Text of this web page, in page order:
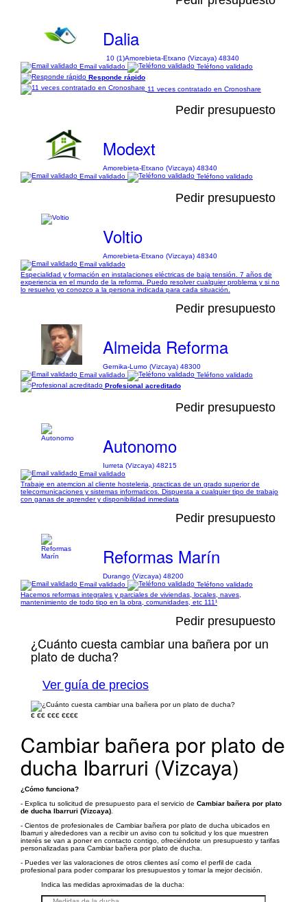
Dalia
10 (1)Amorebieta-Etxano (Vizcaya) 48340
Email validado
Teléfono validado
Responde rápido
11 veces contratado en Cronoshare
Pedir presupuesto
Modext
Amorebieta-Etxano (Vizcaya) 48340
Email validado
Teléfono validado
Pedir presupuesto
Voltio
Amorebieta-Etxano (Vizcaya) 48340
Email validado
Especialidad y formación en instalaciones eléctricas de baja tensión. 7 años de
experiencia en el mundo de la reforma. Puedo resolver cualquier problema y si no
lo resuelvo yo conozco a la persona indicada para cada situación.
Pedir presupuesto
Almeida Reforma
Gernika-Lumo (Vizcaya) 48300
Email validado
Teléfono validado
Profesional acreditado
Pedir presupuesto
Autonomo
Iurreta (Vizcaya) 48215
Email validado
Trabaje en atemcion al cliente hosteleria, practicas de un grado superior de
telecomunicaciones y sistemas informaticos. Dispuesta a cualquier tipo de trabajo
con ganas de aprender y disponibilidad inmediata
Pedir presupuesto
Reformas Marín
Durango (Vizcaya) 48200
Email validado
Teléfono validado
Hacemos reformas integrales y parciales de viviendas, locales, naves,
mantenimiento de todo tipo en la obra, comunidades, etc 111¹
Pedir presupuesto
¿Cuánto cuesta cambiar una bañera por un
plato de ducha?
Ver guía de precios
€ €€ €€€ €€€€
Cambiar bañera por plato de
ducha Ibarruri (Vizcaya)
¿Cómo funciona?
- Explica tu solicitud de presupuesto para el servicio de Cambiar bañera por plato
de ducha Ibarruri (Vizcaya)
- Cientos de profesionales de Cambiar bañera por plato de ducha ubicados en
Ibarruri y alrededores van a recibir un aviso con tu solicitud y los que muestren
interés se van a poner en contacto contigo, ofreciéndote un presupuesto y tarifas
personalizadas para Cambiar bañera por plato de ducha.
- Puedes ver las valoraciones de otros clientes así como el perfil de cada
profesional para poder comparar los presupuestos y tomar la mejor decisión.
Indica las medidas aproximadas de la ducha: